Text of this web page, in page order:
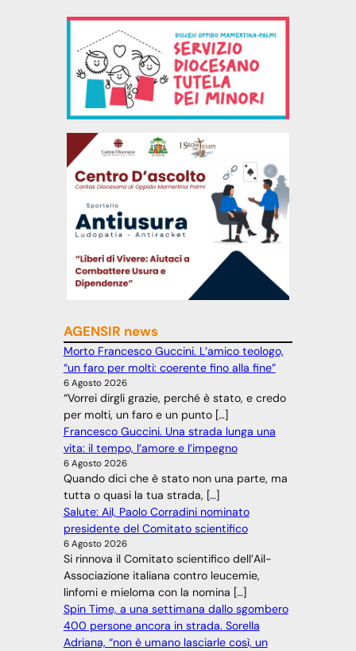
AGENSIR news
Morto Francesco Guccini. L’amico teologo,
“un faro per molti: coerente fino alla fine”
6 Agosto 2026
“Vorrei dirgli grazie, perché è stato, e credo
per molti, un faro e un punto […]
Francesco Guccini. Una strada lunga una
vita: il tempo, l’amore e l’impegno
6 Agosto 2026
Quando dici che è stato non una parte, ma
tutta o quasi la tua strada, […]
Salute: Ail, Paolo Corradini nominato
presidente del Comitato scientifico
6 Agosto 2026
Si rinnova il Comitato scientifico dell’Ail-
Associazione italiana contro leucemie,
linfomi e mieloma con la nomina […]
Spin Time, a una settimana dallo sgombero
400 persone ancora in strada. Sorella
Adriana, “non è umano lasciarle così, un